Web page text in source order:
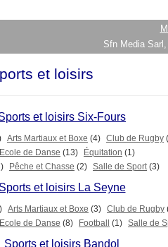
Sfn Media
et loisirs
et loisirs Six-Fours
Arts Martiaux et Boxe (4) Club de Rugby
Ecole de Danse (13) Équitation (1)
Pêche et Chasse (2) Salle de Sport (3)
Sports et loisirs La Seyne
Arts Martiaux et Boxe (3) Club de Rugby
Ecole de Danse (8) Football (1) Salle de
Sports et loisirs Bandol